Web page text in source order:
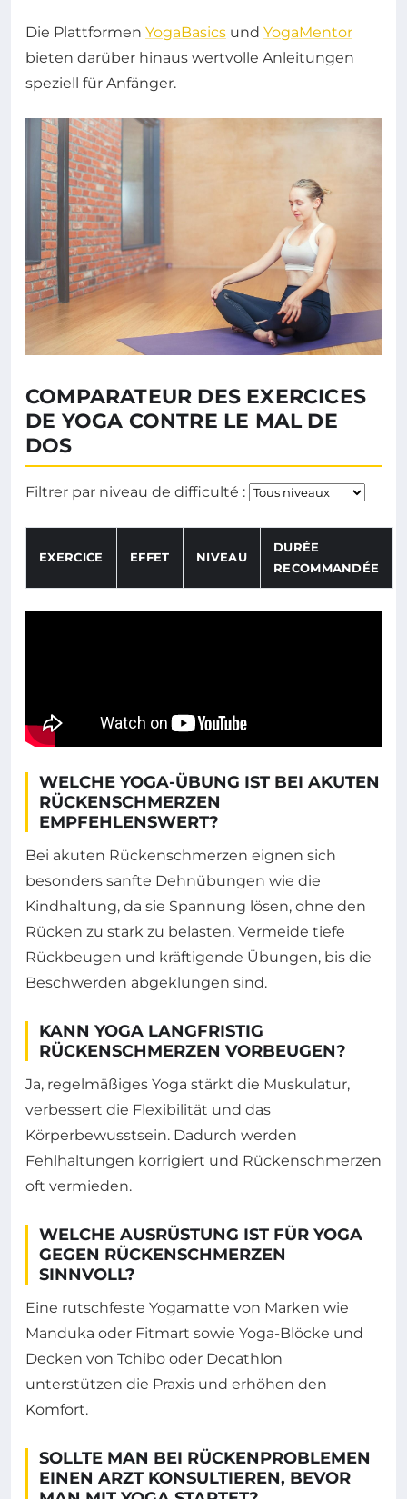
Die Plattformen YogaBasics und YogaMentor
bieten darüber hinaus wertvolle Anleitungen
speziell für Anfänger.
COMPARATEUR DES EXERCICES
DE YOGA CONTRE LE MAL DE
DOS
Filtrer par niveau de difficulté :
EXERCICE EFFET NIVEAU
DURÉE
RECOMMANDÉE
WELCHE YOGA-ÜBUNG IST BEI AKUTEN
RÜCKENSCHMERZEN
EMPFEHLENSWERT?
Bei akuten Rückenschmerzen eignen sich
besonders sanfte Dehnübungen wie die
Kindhaltung, da sie Spannung lösen, ohne den
Rücken zu stark zu belasten. Vermeide tiefe
Rückbeugen und kräftigende Übungen, bis die
Beschwerden abgeklungen sind.
KANN YOGA LANGFRISTIG
RÜCKENSCHMERZEN VORBEUGEN?
Ja, regelmäßiges Yoga stärkt die Muskulatur,
verbessert die Flexibilität und das
Körperbewusstsein. Dadurch werden
Fehlhaltungen korrigiert und Rückenschmerzen
oft vermieden.
WELCHE AUSRÜSTUNG IST FÜR YOGA
GEGEN RÜCKENSCHMERZEN
SINNVOLL?
Eine rutschfeste Yogamatte von Marken wie
Manduka oder Fitmart sowie Yoga-Blöcke und
Decken von Tchibo oder Decathlon
unterstützen die Praxis und erhöhen den
Komfort.
SOLLTE MAN BEI RÜCKENPROBLEMEN
EINEN ARZT KONSULTIEREN, BEVOR